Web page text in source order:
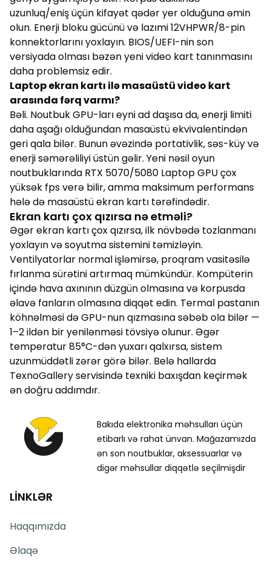
uzunluq/eniş üçün kifayət qədər yer olduğuna əmin
olun. Enerji bloku gücünü və lazımi 12VHPWR/8-pin
konnektorlarını yoxlayın. BIOS/UEFI-nin son
versiyada olması bəzən yeni video kart tanınmasını
daha problemsiz edir.
Laptop ekran kartı ilə masaüstü video kart
arasında fərq varmı?
Bəli. Noutbuk GPU-ları eyni ad daşısa da, enerji limiti
daha aşağı olduğundan masaüstü ekvivalentindən
geri qala bilər. Bunun əvəzində portativlik, səs-küy və
enerji səmərəliliyi üstün gəlir. Yeni nəsil oyun
noutbuklarında RTX 5070/5080 Laptop GPU çox
yüksək fps verə bilir, amma maksimum performans
hələ də masaüstü ekran kartı tərəfindədir.
Ekran kartı çox qızırsa nə etməli?
Əgər ekran kartı çox qızırsa, ilk növbədə tozlanmanı
yoxlayın və soyutma sistemini təmizləyin.
Ventilyatorlar normal işləmirsə, proqram vasitəsilə
fırlanma sürətini artırmaq mümkündür. Kompüterin
içində hava axınının düzgün olmasına və korpusda
əlavə fanların olmasına diqqət edin. Termal pastanın
köhnəlməsi də GPU-nun qızmasına səbəb ola bilər —
1–2 ildən bir yenilənməsi tövsiyə olunur. Əgər
temperatur 85°C-dən yuxarı qalxırsa, sistem
uzunmüddətli zərər görə bilər. Belə hallarda
TexnoGallery servisində texniki baxışdan keçirmək
ən doğru addımdır.
Bakıda elektronika məhsulları üçün
etibarlı və rahat ünvan. Mağazamızda
ən son noutbuklar, aksessuarlar və
digər məhsullar diqqətlə seçilmişdir
LİNKLƏR
Haqqımızda
Əlaqə